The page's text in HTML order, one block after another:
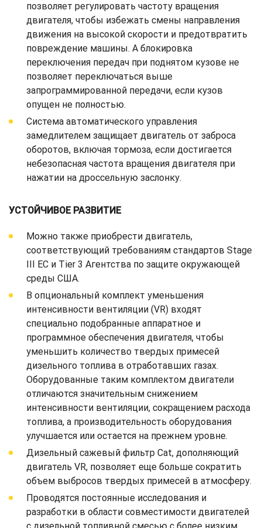
позволяет регулировать частоту вращения
двигателя, чтобы избежать смены направления
движения на высокой скорости и предотвратить
повреждение машины. А блокировка
переключения передач при поднятом кузове не
позволяет переключаться выше
запрограммированной передачи, если кузов
опущен не полностью.
Система автоматического управления
замедлителем защищает двигатель от заброса
оборотов, включая тормоза, если достигается
небезопасная частота вращения двигателя при
нажатии на дроссельную заслонку.
УСТОЙЧИВОЕ РАЗВИТИЕ
Можно также приобрести двигатель,
соответствующий требованиям стандартов Stage
III ЕС и Tier 3 Агентства по защите окружающей
среды США.
В опциональный комплект уменьшения
интенсивности вентиляции (VR) входят
специально подобранные аппаратное и
программное обеспечения двигателя, чтобы
уменьшить количество твердых примесей
дизельного топлива в отработавших газах.
Оборудованные таким комплектом двигатели
отличаются значительным снижением
интенсивности вентиляции, сокращением расхода
топлива, а производительность оборудования
улучшается или остается на прежнем уровне.
Дизельный сажевый фильтр Cat, дополняющий
двигатель VR, позволяет еще больше сократить
объем выбросов твердых примесей в атмосферу.
Проводятся постоянные исследования и
разработки в области совместимости двигателей